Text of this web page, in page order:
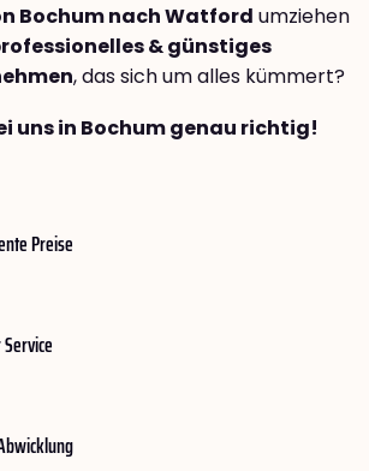
Bochum nach Watford umziehen
& günstiges
, das sich um alles kümmert?
uns in Bochum genau richtig!
Preise